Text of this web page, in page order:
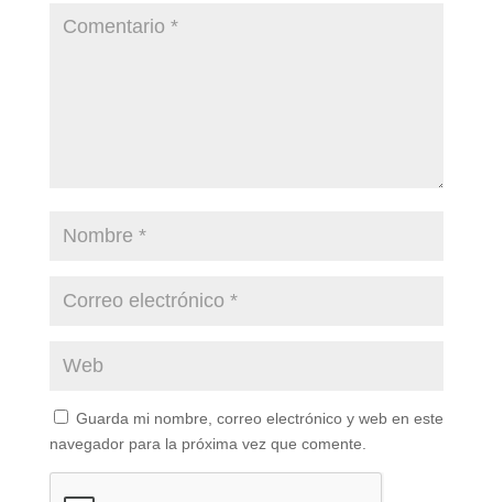
Guarda mi nombre, correo electrónico y web en este
navegador para la próxima vez que comente.